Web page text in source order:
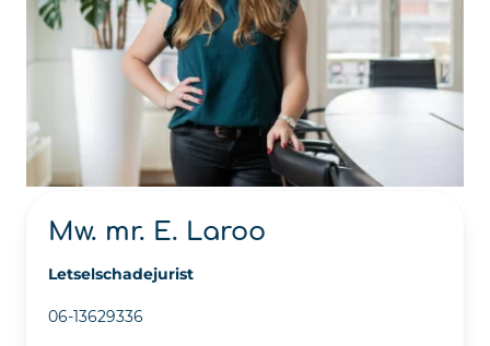
Mw. mr. E. Laroo
Letselschadejurist
06-13629336